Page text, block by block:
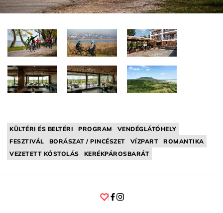
KÜLTÉRI ÉS BELTÉRI PROGRAM
VENDÉGLÁTÓHELY
FESZTIVÁL
BORÁSZAT / PINCÉSZET VÍZPART
ROMANTIKA
VEZETETT KÓSTOLÁS
KERÉKPÁROSBARÁT